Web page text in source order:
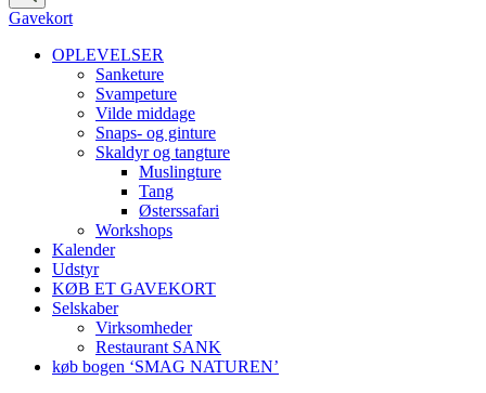
Gavekort
OPLEVELSER
Sanketure
Svampeture
Vilde middage
Snaps- og ginture
Skaldyr og tangture
Muslingture
Tang
Østerssafari
Workshops
Kalender
Udstyr
KØB ET GAVEKORT
Selskaber
Virksomheder
Restaurant SANK
køb bogen ‘SMAG NATUREN’